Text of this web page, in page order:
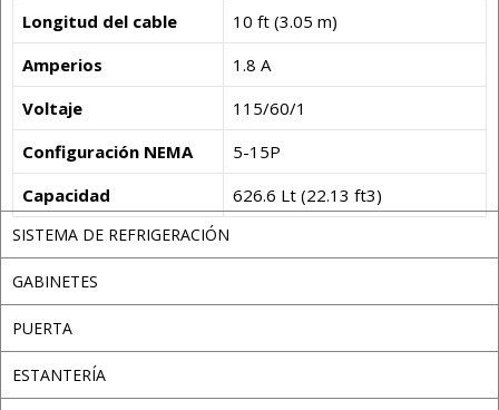
Longitud del cable
10 ft (3.05 m)
Amperios
1.8 A
Voltaje
115/60/1
Configuración NEMA
5-15P
Capacidad
626.6 Lt (22.13 ft3)
SISTEMA DE REFRIGERACIÓN
GABINETES
PUERTA
ESTANTERÍA